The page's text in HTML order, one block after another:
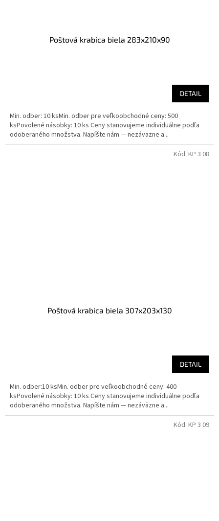
Poštová krabica biela 283x210x90
DETAIL
Min. odber: 10 ksMin. odber pre veľkoobchodné ceny: 500
ksPovolené násobky: 10 ks Ceny stanovujeme individuálne podľa
odoberaného množstva. Napíšte nám — nezáväzne a...
Poštová krabica biela 307x203x130
DETAIL
Min. odber:10 ksMin. odber pre veľkoobchodné ceny: 400
ksPovolené násobky: 10 ks Ceny stanovujeme individuálne podľa
odoberaného množstva. Napíšte nám — nezáväzne a...
Kód: KP 3 08
Kód: KP 3 09